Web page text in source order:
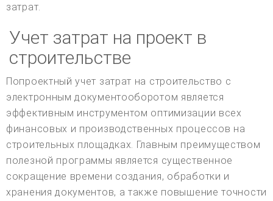
затрат.
Учет затрат на проект в
строительстве
Попроектный учет затрат на строительство с
электронным документооборотом является
эффективным инструментом оптимизации всех
финансовых и производственных процессов на
строительных площадках. Главным преимуществом
полезной программы является существенное
сокращение времени создания, обработки и
хранения документов, а также повышение точности